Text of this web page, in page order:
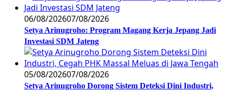
06/08/202607/08/2026
Setya Arinugroho: Program Magang Kerja Jepang Jadi
Investasi SDM Jateng
05/08/202607/08/2026
Setya Arinugroho Dorong Sistem Deteksi Dini Industri,